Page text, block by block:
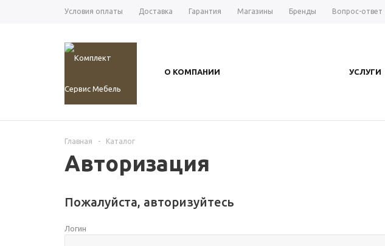
Условия оплаты Доставка Гарантия Магазины Бренды Вопрос-ответ
О КОМПАНИИ УСЛУГИ
Главная - Каталог
Авторизация
Пожалуйста, авторизуйтесь
Логин